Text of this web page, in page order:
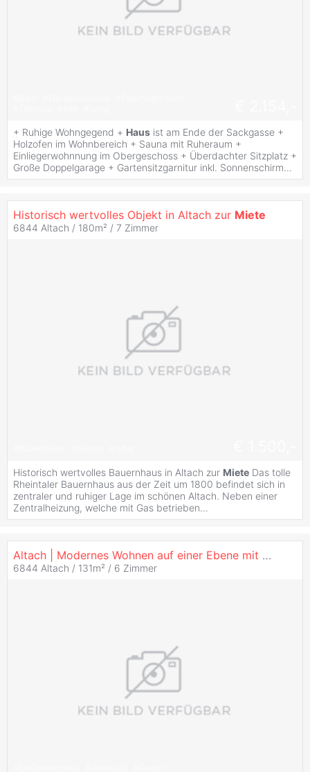
+ Ruhige Wohngegend + Haus ist am Ende der Sackgasse +
Holzofen im Wohnbereich + Sauna mit Ruheraum +
Einliegerwohnnung im Obergeschoss + Überdachter Sitzplatz +
Große Doppelgarage + Gartensitzgarnitur inkl. Sonnenschirm...
Historisch wertvolles Objekt in Altach zur Miete
6844 Altach / 180m² / 7 Zimmer
Historisch wertvolles Bauernhaus in Altach zur Miete Das tolle
Rheintaler Bauernhaus aus der Zeit um 1800 befindet sich in
zentraler und ruhiger Lage im schönen Altach. Neben einer
Zentralheizung, welche mit Gas betrieben...
Altach | Modernes Wohnen auf einer Ebene mit großer Sonnenterrasse
6844 Altach / 131m² / 6 Zimmer